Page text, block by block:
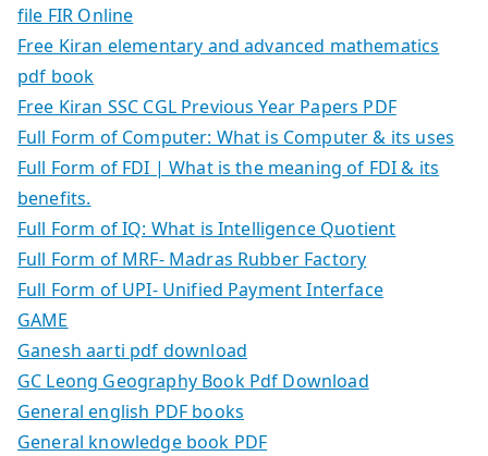
file FIR Online
Free Kiran elementary and advanced mathematics
pdf book
Free Kiran SSC CGL Previous Year Papers PDF
Full Form of Computer: What is Computer & its uses
Full Form of FDI | What is the meaning of FDI & its
benefits.
Full Form of IQ: What is Intelligence Quotient
Full Form of MRF- Madras Rubber Factory
Full Form of UPI- Unified Payment Interface
GAME
Ganesh aarti pdf download
GC Leong Geography Book Pdf Download
General english PDF books
General knowledge book PDF